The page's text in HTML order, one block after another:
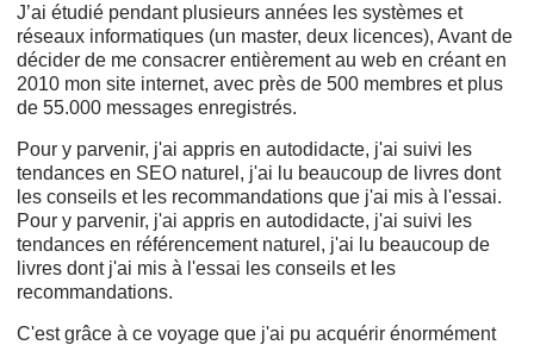
J’ai étudié pendant plusieurs années les systèmes et
réseaux informatiques (un master, deux licences), Avant de
décider de me consacrer entièrement au web en créant en
2010 mon site internet, avec près de 500 membres et plus
de 55.000 messages enregistrés.
Pour y parvenir, j'ai appris en autodidacte, j'ai suivi les
tendances en SEO naturel, j'ai lu beaucoup de livres dont
les conseils et les recommandations que j'ai mis à l'essai.
Pour y parvenir, j'ai appris en autodidacte, j'ai suivi les
tendances en référencement naturel, j'ai lu beaucoup de
livres dont j'ai mis à l'essai les conseils et les
recommandations.
C'est grâce à ce voyage que j'ai pu acquérir énormément